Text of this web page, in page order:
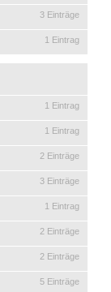
3 Einträge
1 Eintrag
1 Eintrag
1 Eintrag
2 Einträge
3 Einträge
1 Eintrag
2 Einträge
2 Einträge
5 Einträge